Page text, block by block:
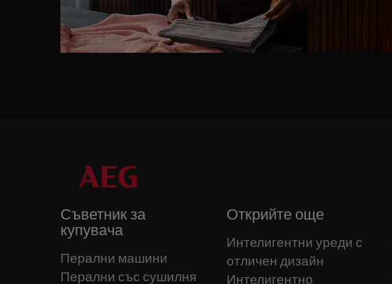
Съветник за
купувача
Перални машини
Перални със сушилня
Открийте още
Интелигентни уреди с
отличен дизайн
Интелигентно